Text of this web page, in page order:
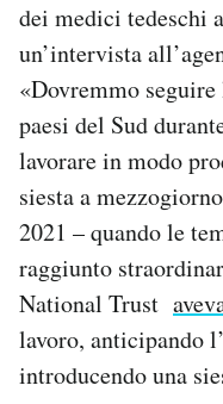
dei medici tedeschi
un’intervista
«Dovremmo
paesi del Sud
lavorare in modo
siesta a
2021 – quando le
raggiunto
National Trust
lavoro, anticipando
introducendo una